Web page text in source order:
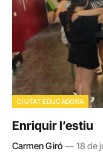
CIUTAT EDUCADORA
Enriquir l’estiu
Carmen Giró 18 de